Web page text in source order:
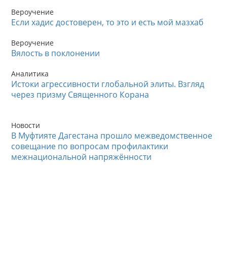
Вероучение
Если хадис достоверен, то это и есть мой мазхаб
Вероучение
Вялость в поклонении
Аналитика
Истоки агрессивности глобальной элиты. Взгляд
через призму Священного Корана
Новости
В Муфтияте Дагестана прошло межведомственное
совещание по вопросам профилактики
межнациональной напряжённости